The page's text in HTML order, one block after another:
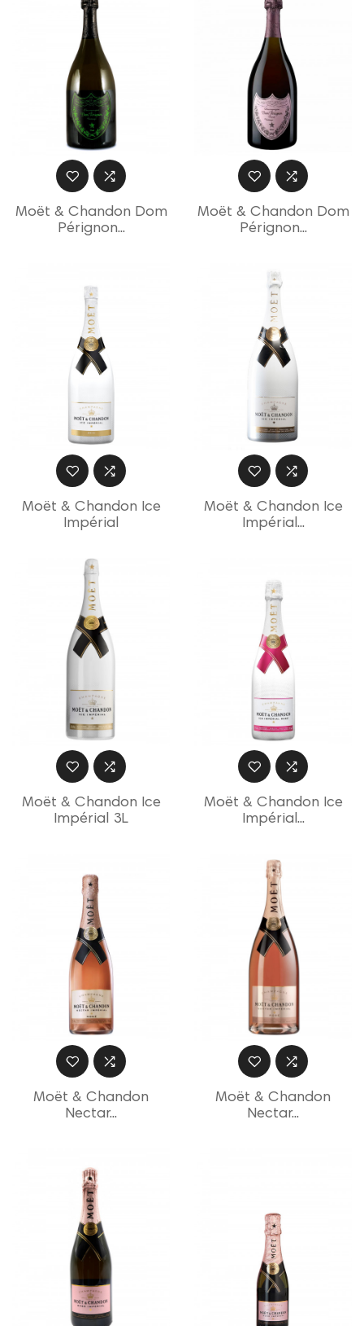
Moët & Chandon Dom
Pérignon...
Moët & Chandon Dom
Pérignon...
Moët & Chandon Ice
Impérial
Moët & Chandon Ice
Impérial...
Moët & Chandon Ice
Impérial 3L
Moët & Chandon Ice
Impérial...
Moët & Chandon
Nectar...
Moët & Chandon
Nectar...